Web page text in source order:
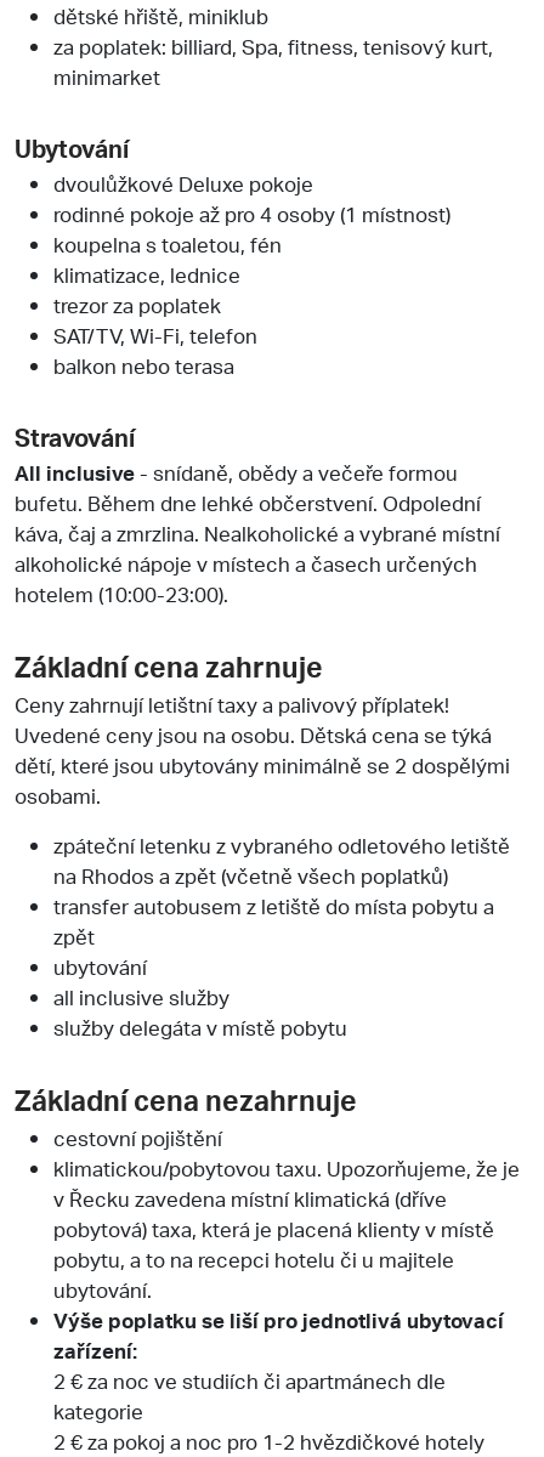
dětské hřiště, miniklub
za poplatek: billiard, Spa, fitness, tenisový kurt,
minimarket
Ubytování
dvoulůžkové Deluxe pokoje
rodinné pokoje až pro 4 osoby (1 místnost)
koupelna s toaletou, fén
klimatizace, lednice
trezor za poplatek
SAT/TV, Wi-Fi, telefon
balkon nebo terasa
Stravování
All inclusive- snídaně, obědy a večeře formou
bufetu. Během dne lehké občerstvení. Odpolední
káva, čaj a zmrzlina. Nealkoholické a vybrané místní
alkoholické nápoje v místech a časech určených
hotelem (10:00-23:00).
Základní cena zahrnuje
Ceny zahrnují letištní taxy a palivový příplatek!
Uvedené ceny jsou na osobu. Dětská cena se týká
dětí, které jsou ubytovány minimálně se 2 dospělými
osobami.
zpáteční letenku z vybraného odletového letiště
na Rhodos a zpět (včetně všech poplatků)
transfer autobusem z letiště do místa pobytu a
zpět
ubytování
all inclusive služby
služby delegáta v místě pobytu
Základní cena nezahrnuje
cestovní pojištění
klimatickou/pobytovou taxu. Upozorňujeme, že je
v Řecku zavedena místní klimatická (dříve
pobytová) taxa, která je placená klienty v místě
pobytu, a to na recepci hotelu či u majitele
ubytování.
Výše poplatku se liší pro jednotlivá ubytovací
zařízení:
2 € za noc ve studiích či apartmánech dle
kategorie
2 € za pokoj a noc pro 1-2 hvězdičkové hotely